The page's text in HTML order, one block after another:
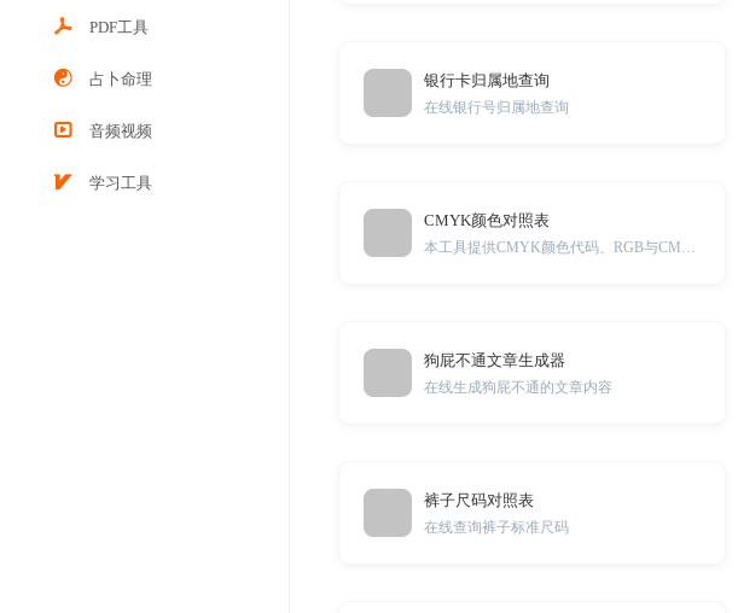
PDF工具
占卜命理
音频视频
学习工具
银行卡归属地查询
在线银行号归属地查询
CMYK颜色对照表
狗屁不通文章生成器
在线生成狗屁不通的文章内容
裤子尺码对照表
在线查询裤子标准尺码